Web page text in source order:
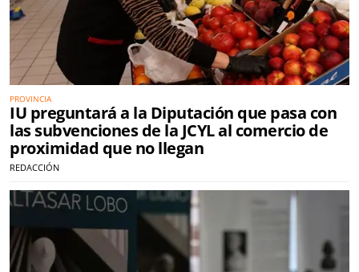
PROVINCIA
IU preguntará a la Diputación que pasa con
las subvenciones de la JCYL al comercio de
proximidad que no llegan
REDACCIÓN